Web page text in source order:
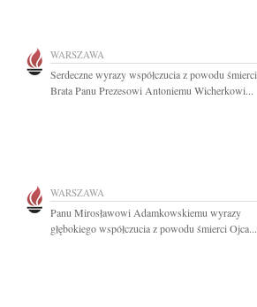
WARSZAWA
Serdeczne wyrazy współczucia z powodu śmierci
Brata Panu Prezesowi Antoniemu Wicherkowi...
WARSZAWA
Panu Mirosławowi Adamkowskiemu wyrazy
głębokiego współczucia z powodu śmierci Ojca...